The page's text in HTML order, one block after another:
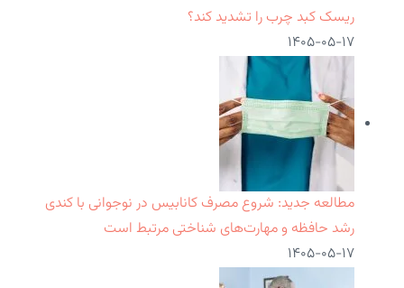
ریسک کبد چرب را تشدید کند؟
۱۴۰۵-۰۵-۱۷
مطالعه جدید: شروع مصرف کانابیس در نوجوانی با کندی
رشد حافظه و مهارت‌های شناختی مرتبط است
۱۴۰۵-۰۵-۱۷